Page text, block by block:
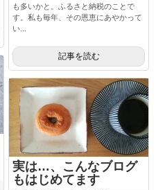
も多いかと。ふるさと納税のことで
す。私も毎年、その恩恵にあやかって
い...
記事を読む
実は…、こんなブログ
もはじめてます